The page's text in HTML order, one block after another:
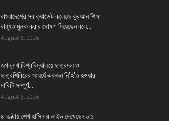
বাংলাদেশের সব ক্যাডেট কলেজে কুরআন শিক্ষা
বাধ্যতামূলক করার ঘোষণা দিয়েছেন বলে...
August 6, 2026
জগন্নাথ বিশ্ববিদ্যালয়ে ছাত্রদল ও
ছাত্রশিবিরের সংঘর্ষে একজন নি’হ’ত হওয়ার
দাবিটি সম্পূর্ণ...
August 6, 2026
৪ ঘণ্টায় শেখ হাসিনার লাইভ দেখেছেন ৬.১